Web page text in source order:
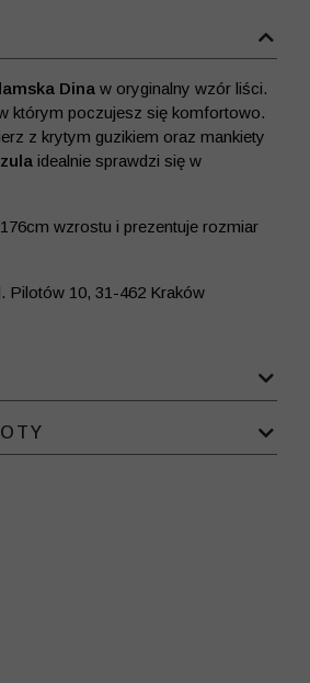
Dina w oryginalny wzór liści.
którym poczujesz się komfortowo.
z krytym guzikiem oraz mankiety
idealnie sprawdzi się w
wzrostu i prezentuje rozmiar
Pilotów 10, 31-462 Kraków